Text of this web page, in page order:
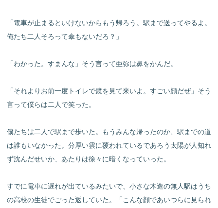
「電車が止まるといけないからもう帰ろう。駅まで送ってやるよ。
俺たち二人そろって傘もないだろ？」
「わかった。すまんな」そう言って亜弥は鼻をかんだ。
「それよりお前一度トイレで鏡を見て来いよ。すごい顔だぜ」そう
言って僕らは二人で笑った。
僕たちは二人で駅まで歩いた。もうみんな帰ったのか、駅までの道
は誰もいなかった。分厚い雲に覆われているであろう太陽が人知れ
ず沈んだせいか、あたりは徐々に暗くなっていった。
すでに電車に遅れが出ているみたいで、小さな木造の無人駅はうち
の高校の生徒でごった返していた。「こんな顔であいつらに見られ